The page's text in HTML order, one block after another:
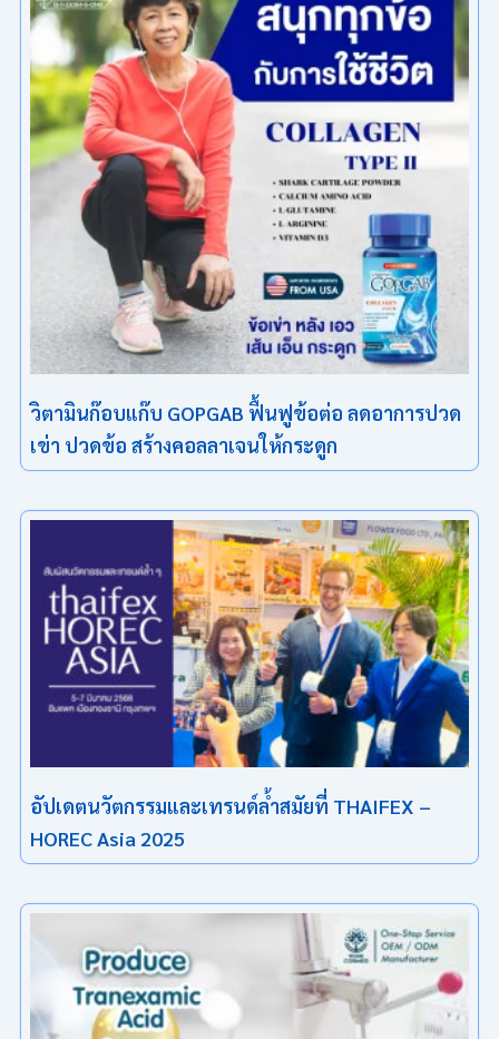
วิตามินก๊อบแก๊บ GOPGAB ฟื้นฟูข้อต่อ ลดอาการปวด
เข่า ปวดข้อ สร้างคอลลาเจนให้กระดูก
อัปเดตนวัตกรรมและเทรนด์ล้ำสมัยที่ THAIFEX –
HOREC Asia 2025